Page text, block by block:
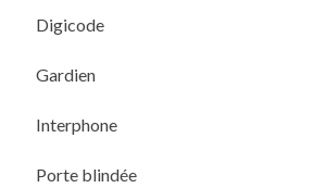
Digicode
Gardien
Interphone
Porte blindée